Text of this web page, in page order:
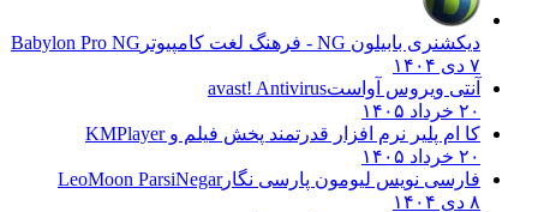
دیکشنری بابیلون NG - فرهنگ لغت کامپیوتر
Babylon Pro NG
۷ دی ۱۴۰۴
آنتی ویروس آواستavast! Antivirus
۲۰ خرداد ۱۴۰۵
کا ام پلیر نرم افزار قدرتمند پخش فیلم وKMPlayer
۲۰ خرداد ۱۴۰۵
فارسی نویس لیومون پارسی نگارLeoMoon ParsiNegar
۸ دی ۱۴۰۴